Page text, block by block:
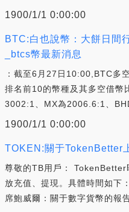
1900/1/1 0:00:00
BTC:白也說幣：大餅日間
_btcs幣最新消息
：截至6月27日10:00,BTC多
排名前10的幣種及其多空借
3002:1、MX為2006.6:1、
1900/1/1 0:00:00
TOKEN:關于TokenBetter
尊敬的TB用戶：
放充值、提現。具體時間如下
席鮑威爾：關于數字貨幣的報